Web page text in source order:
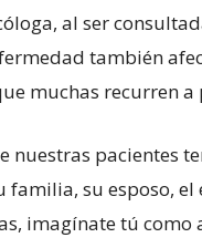
al ser
también
muchas recurren
nuestras pacientes
su esposo, el
imagínate tú como